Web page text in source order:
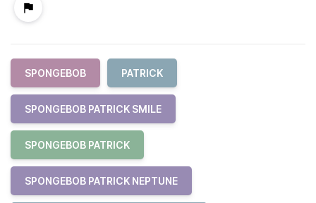
SPONGEBOB PATRICK
SPONGEBOB PATRICK SMILE
SPONGEBOB PATRICK
SPONGEBOB PATRICK NEPTUNE